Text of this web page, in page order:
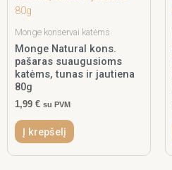
Monge konservai katėms
Monge Natural kons.
pašaras suaugusioms
katėms, tunas ir jautiena
80g
1,99 € su PVM
Į krepšelį